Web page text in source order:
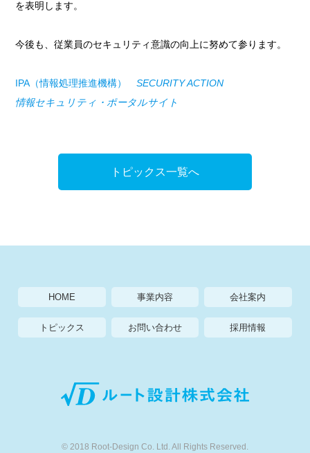
を表明します。
今後も、従業員のセキュリティ意識の向上に努めて参ります。
IPA（情報処理推進機構）SECURITY ACTION
情報セキュリティ・ポータルサイト
トピックス一覧へ
HOME 事業内容 会社案内
トピックス お問い合わせ 採用情報
© 2018 Root-Design Co. Ltd. All Rights Reserved.